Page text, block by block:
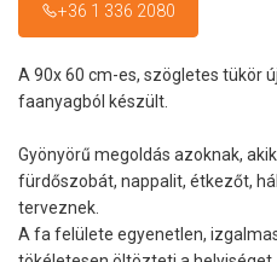
+36 1 336 2080
A 90x 60 cm-es, szögletes tükör
faanyagból készült.
Gyönyörű megoldás azoknak,
fürdőszobát, nappalit, étkezőt,
terveznek.
A fa felülete egyenetlen,